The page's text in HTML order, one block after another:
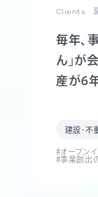
Clients
毎年、
ん」が
産が6
建設・不
#オープン
#事業創出